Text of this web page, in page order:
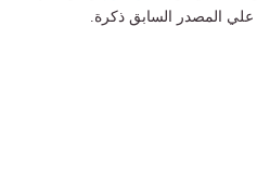
المصدر السابق ذكرة.